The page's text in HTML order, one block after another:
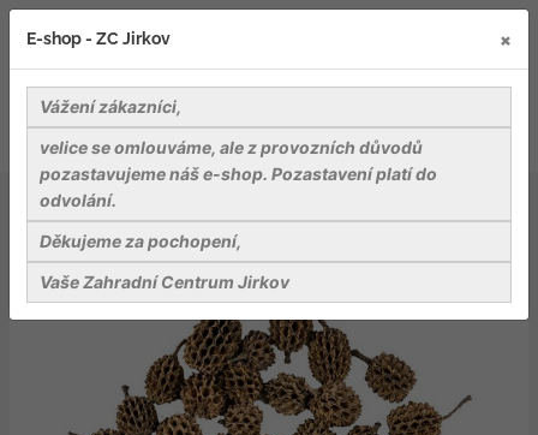
Dekorace a dekorační materiály
Dekorace - Casurina min. 40 g
E-shop - ZC Jirkov ×
Vážení zákazníci,
velice se omlouváme, ale z provozních důvodů
pozastavujeme náš e-shop. Pozastavení platí do
odvolání.
Děkujeme za pochopení,
Vaše Zahradní Centrum Jirkov